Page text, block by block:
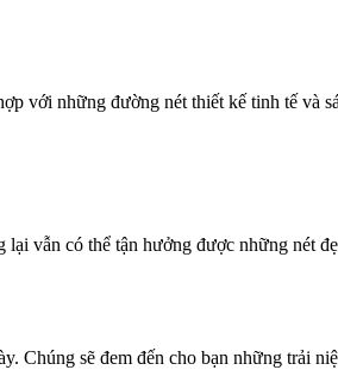
với những đường nét thiết kế tinh tế và
vẫn có thể tận hưởng được những nét
Chúng sẽ đem đến cho bạn những trải